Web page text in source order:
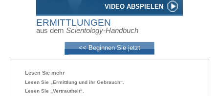
VIDEO ABSPIELEN
ERMITTLUNGEN
aus dem Scientology-Handbuch
<< Beginnen Sie jetzt
Lesen Sie mehr
Lesen Sie „Ermittlung und ihr Gebrauch“.
Lesen Sie „Vertrautheit“.